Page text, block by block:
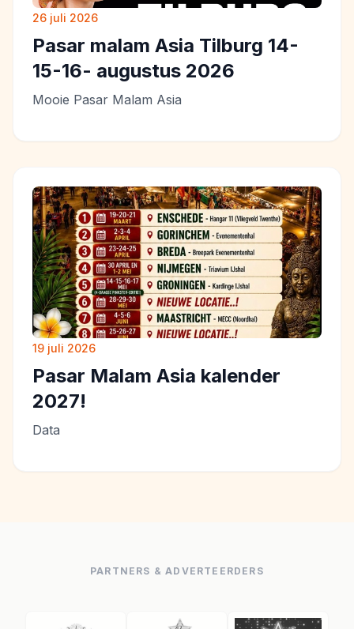
26 juli 2026
Pasar malam Asia Tilburg 14-
15-16- augustus 2026
Mooie Pasar Malam Asia
19 juli 2026
Pasar Malam Asia kalender
2027!
Data
PARTNERS & ADVERTEERDERS